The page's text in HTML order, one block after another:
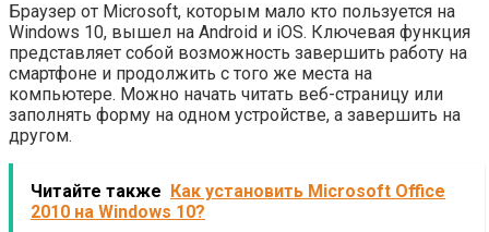
Браузер от Microsoft, которым мало кто пользуется на
Windows 10, вышел на Android и iOS. Ключевая функция
представляет собой возможность завершить работу на
смартфоне и продолжить с того же места на
компьютере. Можно начать читать веб-страницу или
заполнять форму на одном устройстве, а завершить на
другом.
Читайте также Как установить Microsoft Office
2010 на Windows 10?